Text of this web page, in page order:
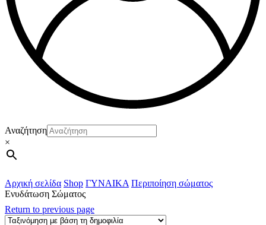
Αναζήτηση
×
Αρχική σελίδα Shop ΓΥΝΑΙΚΑ Περιποίηση σώματος
Ενυδάτωση Σώματος
Return to previous page